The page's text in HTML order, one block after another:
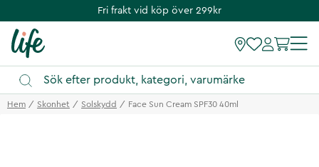
Fri frakt vid köp över 299kr
Hem Skonhet Solskydd Face Sun Cream SPF30 40ml